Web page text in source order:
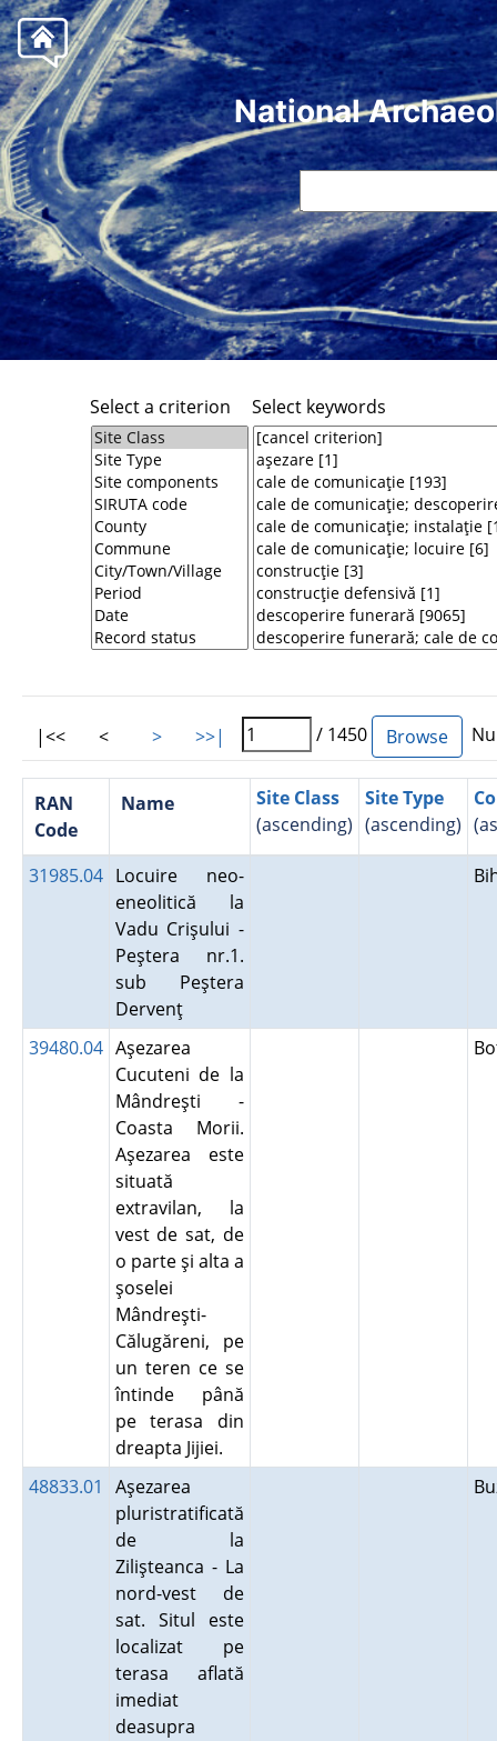
National
Select a criterion Select keywords
|<< < > >>| / 1450
RAN
Code
Name
Site Class
(ascending)
Site Type
(ascending)
31985.04 Locuire neo-
eneolitică la
Vadu Crişului -
Peştera nr.1.
sub Peştera
Dervenţ
39480.04 Aşezarea
Cucuteni de la
Mândreşti -
Coasta Morii.
Aşezarea este
situată
extravilan, la
vest de sat, de
o parte şi alta a
şoselei
Mândreşti-
Călugăreni, pe
un teren ce se
întinde până
pe terasa din
dreapta Jijiei.
48833.01
Aşezarea
pluristratificată
de la
Zilişteanca - La
nord-vest de
sat. Situl este
localizat pe
terasa aflată
imediat
deasupra